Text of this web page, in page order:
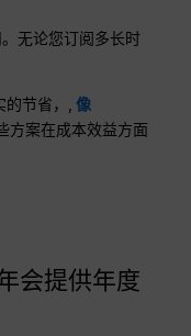
无论您订阅多长时
节省，,
像
方案在成本效益方面
会提供年度